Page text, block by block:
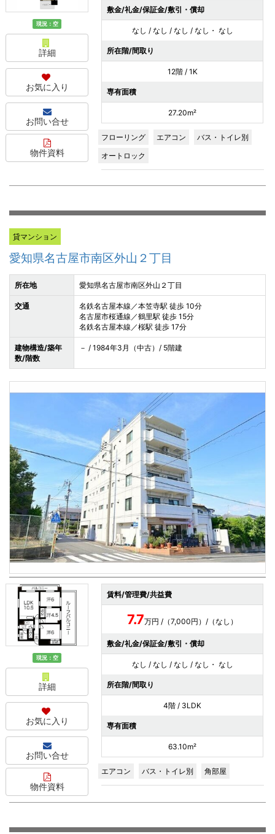
現況：空
詳細
お気に入り
お問い合せ
物件資料
敷金/礼金/保証金/敷引・償却
なし / なし / なし / なし・ なし
所在階/間取り
12階 / 1K
専有面積
27.20m²
フローリング エアコン
バス・トイレ別
オートロック
貸マンション
愛知県名古屋市南区外山２丁目
所在地 愛知県名古屋市南区外山２丁目
交通
名鉄名古屋本線／本笠寺駅 徒歩 10分
名古屋市桜通線／鶴里駅 徒歩 15分
名鉄名古屋本線／桜駅 徒歩 17分
建物構造/築年
数/階数
－ / 1984年3月（中古）/ 5階建
現況：空
詳細
お気に入り
お問い合せ
物件資料
賃料/管理費/共益費
7.7万円 /（7,000円）/（なし）
敷金/礼金/保証金/敷引・償却
なし / なし / なし / なし・ なし
所在階/間取り
4階 / 3LDK
専有面積
63.10m²
エアコン バス・トイレ別 角部屋